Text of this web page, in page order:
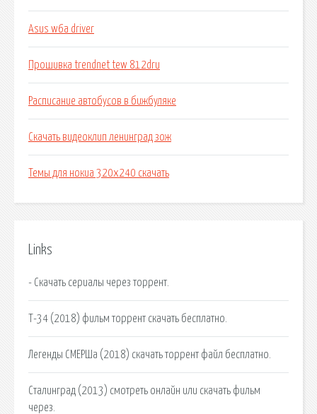
Asus w6a driver
Прошивка trendnet tew 812dru
Расписание автобусов в бижбуляке
Скачать видеоклип ленинград зож
Темы для нокиа 320х240 скачать
Links
- Скачать сериалы через торрент.
Т-34 (2018) фильм торрент скачать бесплатно.
Легенды СМЕРШа (2018) скачать торрент файл бесплатно.
Сталинград (2013) смотреть онлайн или скачать фильм
через.